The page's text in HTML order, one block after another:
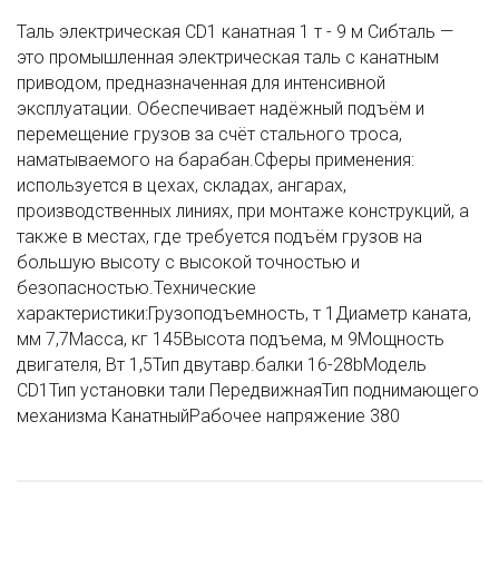
Таль электрическая CD1 канатная 1 т - 9 м Сибталь —
это промышленная электрическая таль с канатным
приводом, предназначенная для интенсивной
эксплуатации. Обеспечивает надёжный подъём и
перемещение грузов за счёт стального троса,
наматываемого на барабан.Сферы применения:
используется в цехах, складах, ангарах,
производственных линиях, при монтаже конструкций, а
также в местах, где требуется подъём грузов на
большую высоту с высокой точностью и
безопасностью.Технические
характеристики:Грузоподъемность, т 1Диаметр каната,
мм 7,7Масса, кг 145Высота подъема, м 9Мощность
двигателя, Вт 1,5Тип двутавр.балки 16-28bМодель
CD1Тип установки тали ПередвижнаяТип поднимающего
механизма КанатныйРабочее напряжение 380